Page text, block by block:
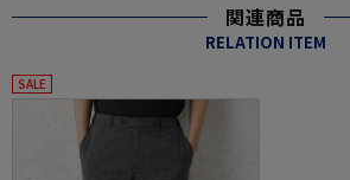
関連商品
RELATION ITEM
SALE